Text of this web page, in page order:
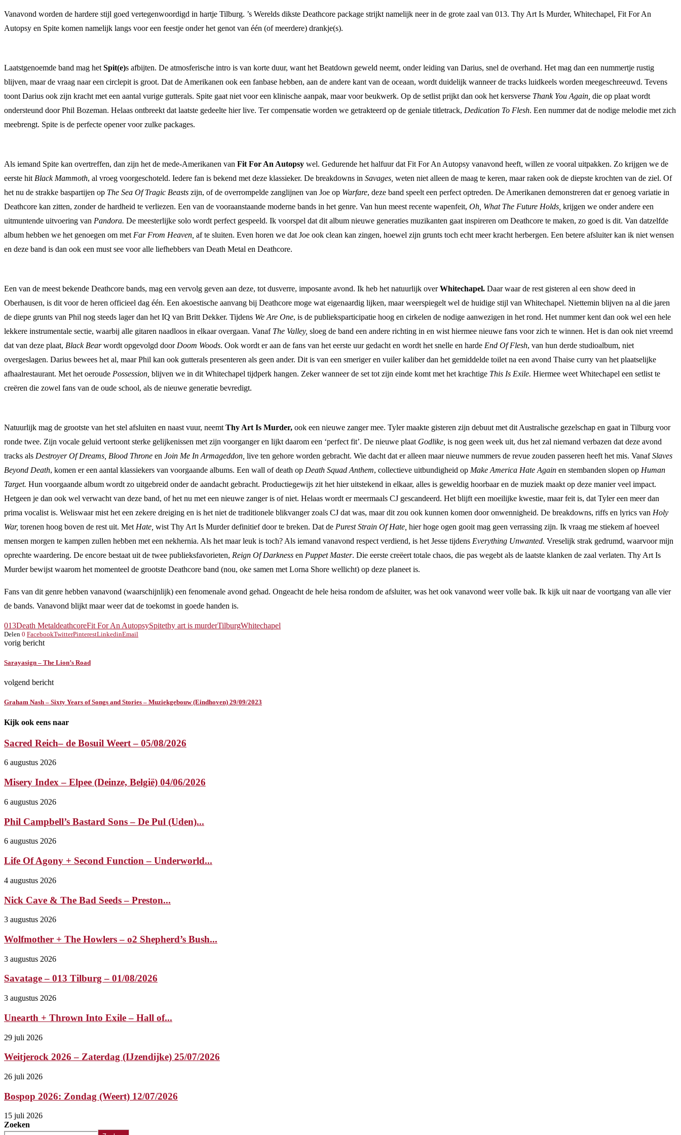
Vanavond worden de hardere stijl goed vertegenwoordigd in hartje Tilburg. ’s Werelds dikste Deathcore package strijkt namelijk neer in de grote zaal van 013. Thy Art Is Murder, Whitechapel, Fit For An
Autopsy en Spite komen namelijk langs voor een feestje onder het genot van één (of meerdere) drankje(s).
Laatstgenoemde band mag het Spit(e)s afbijten. De atmosferische intro is van korte duur, want het Beatdown geweld neemt, onder leiding van Darius, snel de overhand. Het mag dan een nummertje rustig
blijven, maar de vraag naar een circlepit is groot. Dat de Amerikanen ook een fanbase hebben, aan de andere kant van de oceaan, wordt duidelijk wanneer de tracks luidkeels worden meegeschreeuwd. Tevens
toont Darius ook zijn kracht met een aantal vurige gutterals. Spite gaat niet voor een klinische aanpak, maar voor beukwerk. Op de setlist prijkt dan ook het kersverse Thank You Again, die op plaat wordt
ondersteund door Phil Bozeman. Helaas ontbreekt dat laatste gedeelte hier live. Ter compensatie worden we getrakteerd op de geniale titletrack, Dedication To Flesh. Een nummer dat de nodige melodie met zich
meebrengt. Spite is de perfecte opener voor zulke packages.
Als iemand Spite kan overtreffen, dan zijn het de mede-Amerikanen van Fit For An Autopsy wel. Gedurende het halfuur dat Fit For An Autopsy vanavond heeft, willen ze vooral uitpakken. Zo krijgen we de
eerste hit Black Mammoth, al vroeg voorgeschoteld. Iedere fan is bekend met deze klassieker. De breakdowns in Savages, weten niet alleen de maag te keren, maar raken ook de diepste krochten van de ziel. Of
het nu de strakke baspartijen op The Sea Of Tragic Beasts zijn, of de overrompelde zanglijnen van Joe op Warfare, deze band speelt een perfect optreden. De Amerikanen demonstreren dat er genoeg variatie in
Deathcore kan zitten, zonder de hardheid te verliezen. Een van de vooraanstaande moderne bands in het genre. Van hun meest recente wapenfeit, Oh, What The Future Holds, krijgen we onder andere een
uitmuntende uitvoering van Pandora. De meesterlijke solo wordt perfect gespeeld. Ik voorspel dat dit album nieuwe generaties muzikanten gaat inspireren om Deathcore te maken, zo goed is dit. Van datzelfde
album hebben we het genoegen om met Far From Heaven, af te sluiten. Even horen we dat Joe ook clean kan zingen, hoewel zijn grunts toch echt meer kracht herbergen. Een betere afsluiter kan ik niet wensen
en deze band is dan ook een must see voor alle liefhebbers van Death Metal en Deathcore.
Een van de meest bekende Deathcore bands, mag een vervolg geven aan deze, tot dusverre, imposante avond. Ik heb het natuurlijk overWhitechapel. Daar waar de rest gisteren al een show deed in
Oberhausen, is dit voor de heren officieel dag één. Een akoestische aanvang bij Deathcore moge wat eigenaardig lijken, maar weerspiegelt wel de huidige stijl van Whitechapel. Niettemin blijven na al die jaren
de diepe grunts van Phil nog steeds lager dan het IQ van Britt Dekker. Tijdens We Are One, is de publieksparticipatie hoog en cirkelen de nodige aanwezigen in het rond. Het nummer kent dan ook wel een hele
lekkere instrumentale sectie, waarbij alle gitaren naadloos in elkaar overgaan. Vanaf The Valley, sloeg de band een andere richting in en wist hiermee nieuwe fans voor zich te winnen. Het is dan ook niet vreemd
dat van deze plaat, Black Bearwordt opgevolgd door Doom Woods. Ook wordt er aan de fans van het eerste uur gedacht en wordt het snelle en harde End Of Flesh, van hun derde studioalbum, niet
overgeslagen. Darius bewees het al, maar Phil kan ook gutterals presenteren als geen ander. Dit is van een smeriger en vuiler kaliber dan het gemiddelde toilet na een avond Thaise curry van het plaatselijke
afhaalrestaurant. Met het oeroude Possession, blijven we in dit Whitechapel tijdperk hangen. Zeker wanneer de set tot zijn einde komt met het krachtige This Is Exile. Hiermee weet Whitechapel een setlist te
creëren die zowel fans van de oude school, als de nieuwe generatie bevredigt.
Natuurlijk mag de grootste van het stel afsluiten en naast vuur, neemt Thy Art Is Murder, ook een nieuwe zanger mee. Tyler maakte gisteren zijn debuut met dit Australische gezelschap en gaat in Tilburg voor
ronde twee. Zijn vocale geluid vertoont sterke gelijkenissen met zijn voorganger en lijkt daarom een ‘perfect fit’. De nieuwe plaat Godlike, is nog geen week uit, dus het zal niemand verbazen dat deze avond
tracks als Destroyer Of Dreams, Blood Throne en Join Me In Armageddon, live ten gehore worden gebracht. Wie dacht dat er alleen maar nieuwe nummers de revue zouden passeren heeft het mis. VanafSlaves
Beyond Death, komen er een aantal klassiekers van voorgaande albums. Een wall of death op Death Squad Anthem, collectieve uitbundigheid op Make America Hate Again en stembanden slopen op Human
Target. Hun voorgaande album wordt zo uitgebreid onder de aandacht gebracht. Productiegewijs zit het hier uitstekend in elkaar, alles is geweldig hoorbaar en de muziek maakt op deze manier veel impact.
Hetgeen je dan ook wel verwacht van deze band, of het nu met een nieuwe zanger is of niet. Helaas wordt er meermaals CJ gescandeerd. Het blijft een moeilijke kwestie, maar feit is, dat Tyler een meer dan
prima vocalist is. Weliswaar mist het een zekere dreiging en is het niet de traditionele blikvanger zoals CJ dat was, maar dit zou ook kunnen komen door onwennigheid. De breakdowns, riffs en lyrics van Holy
War, torenen hoog boven de rest uit. Met Hate, wist Thy Art Is Murder definitief door te breken. Dat de Purest Strain Of Hate, hier hoge ogen gooit mag geen verrassing zijn. Ik vraag me stiekem af hoeveel
mensen morgen te kampen zullen hebben met een nekhernia. Als het maar leuk is toch? Als iemand vanavond respect verdiend, is het Jesse tijdens Everything Unwanted. Vreselijk strak gedrumd, waarvoor mijn
oprechte waardering. De encore bestaat uit de twee publieksfavorieten, Reign Of Darkness en Puppet Master. Die eerste creëert totale chaos, die pas wegebt als de laatste klanken de zaal verlaten. Thy Art Is
Murder bewijst waarom het momenteel de grootste Deathcore band (nou, oke samen met Lorna Shore wellicht) op deze planeet is.
Fans van dit genre hebben vanavond (waarschijnlijk) een fenomenale avond gehad. Ongeacht de hele heisa rondom de afsluiter, was het ook vanavond weer volle bak. Ik kijk uit naar de voortgang van alle vier
de bands. Vanavond blijkt maar weer dat de toekomst in goede handen is.
013Death MetaldeathcoreFit For An AutopsySpitethy art is murderTilburgWhitechapel
Delen 0 FacebookTwitterPinterestLinkedinEmail
vorig bericht
Sarayasign – The Lion’s Road
volgend bericht
Graham Nash – Sixty Years of Songs and Stories – Muziekgebouw (Eindhoven) 29/09/2023
Kijk ook eens naar
Sacred Reich– de Bosuil Weert – 05/08/2026
6 augustus 2026
Misery Index – Elpee (Deinze, België) 04/06/2026
6 augustus 2026
Phil Campbell’s Bastard Sons – De Pul (Uden)...
6 augustus 2026
Life Of Agony + Second Function – Underworld...
4 augustus 2026
Nick Cave & The Bad Seeds – Preston...
3 augustus 2026
Wolfmother + The Howlers – o2 Shepherd’s Bush...
3 augustus 2026
Savatage – 013 Tilburg – 01/08/2026
3 augustus 2026
Unearth + Thrown Into Exile – Hall of...
29 juli 2026
Weitjerock 2026 – Zaterdag (IJzendijke) 25/07/2026
26 juli 2026
Bospop 2026: Zondag (Weert) 12/07/2026
15 juli 2026
Zoeken